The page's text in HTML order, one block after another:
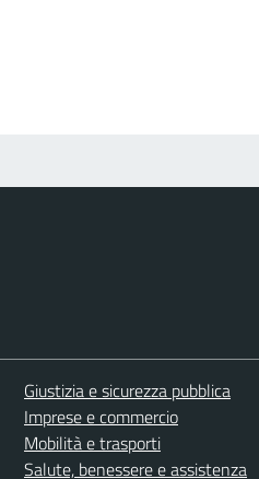
Giustizia e sicurezza pubblica
Imprese e commercio
Mobilità e trasporti
Salute, benessere e assistenza